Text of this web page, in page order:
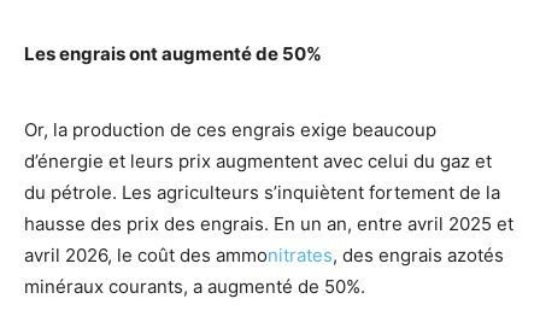
Les engrais ont augmenté de 50%
Or, la production de ces engrais exige beaucoup
d’énergie et leurs prix augmentent avec celui du gaz et
du pétrole. Les agriculteurs s’inquiètent fortement de la
hausse des prix des engrais. En un an, entre avril 2025 et
avril 2026, le coût des ammonitrates, des engrais azotés
minéraux courants, a augmenté de 50%.